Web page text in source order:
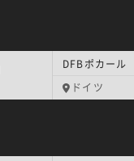
DFBポカー
ドイツ